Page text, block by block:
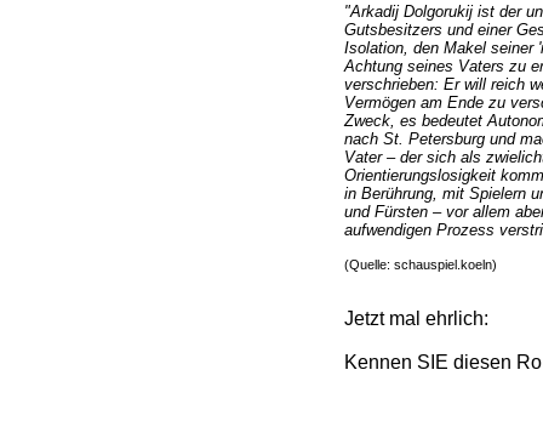
"Arkadij Dolgorukij ist der
Gutsbesitzers und einer
Isolation, den Makel seiner
Achtung seines Vaters zu
verschrieben: Er will reich
Vermögen am Ende zu
Zweck, es bedeutet
nach St. Petersburg und
Vater – der sich als
Orientierungslosigkeit
in Berührung, mit Spielern
und Fürsten – vor allem
aufwendigen Prozess
(Quelle: schauspiel.koeln)
Jetzt mal ehrlich:
Kennen SIE diesen